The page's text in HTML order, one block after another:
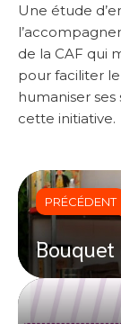
Une étude
de la CAF qui
pour faciliter
humaniser
cette initiative.
PRÉCÉDENT
Bouquet